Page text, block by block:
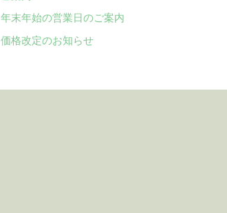
年末年始の営業日のご案内
価格改定のお知らせ